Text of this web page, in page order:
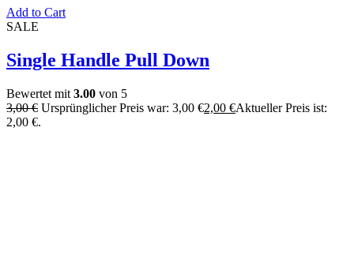
Add to Cart
SALE
Single Handle Pull Down
Bewertet mit 3.00 von 5
3,00€ Ursprünglicher Preis war: 3,00 €2,00 €Aktueller Preis ist:
2,00 €.